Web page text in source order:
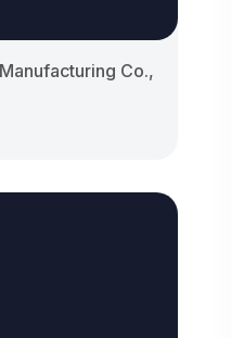
Co.,